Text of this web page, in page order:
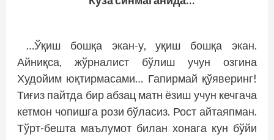
…Ўқиш бошқа экан-у, уқиш бошқа экан.
Айниқса, жўрналист бўлиш учун озгина
Худойим юқтирмасами… Гапирмай қўяверинг!
Тиғиз пайтда бир абзац матн ёзиш учун кечгача
кетмон чопишга рози бўласиз. Рост айтаяпман.
Тўрт-бешта маълумот билан хонага кун бўйи